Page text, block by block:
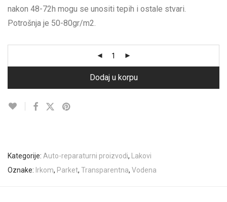
nakon 48-72h mogu se unositi tepih i ostale stvari.
Potrošnja je 50-80gr/m2.
Dodaj u korpu
Kategorije: Auto-reparaturni proizvodi,
Lakovi
Oznake: Irkom, Parket, Transparentna, Vodena